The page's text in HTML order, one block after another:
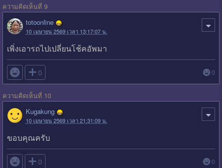
ความคิดเห็นที่ 9
totoonline
10 เมษายน 2569 เวลา 13:17:07 น.
เพิ่งเอารถไปเปลี่ยนโช้คอัพมา
 0 0
ความคิดเห็นที่ 10
Kugakung
10 เมษายน 2569 เวลา 21:31:09 น.
ขอบคุณครับ
 0 0